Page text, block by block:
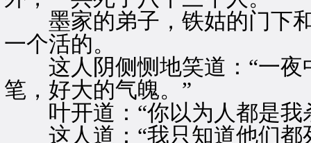
墨家的弟子，铁姑的门下和
一个活的。
这人阴侧恻地笑道：“一夜
笔，好大的气魄。”
叶开道：“你以为人都是我
这人道：“我只知道他们都